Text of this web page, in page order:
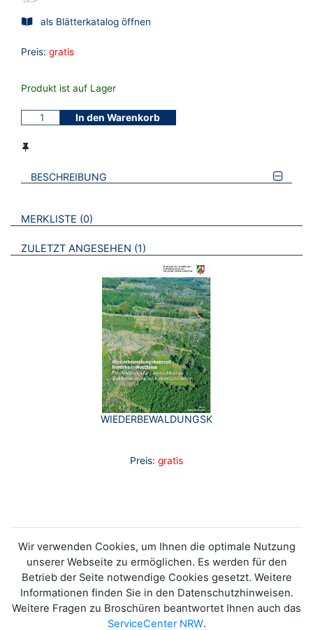
als Blätterkatalog öffnen
Preis: gratis
Produkt ist auf Lager
In den Warenkorb
BESCHREIBUNG
VERWEISE AUF VERMERKTE- ODER ZULETZT ANGESEHENE
MERKLISTE 0 BROSCHÜREN
ZULETZT ANGESEHEN 1 BROSCHÜREN
WIEDERBEWALDUNGSKONZEPT
Preis: gratis
Wir verwenden Cookies, um Ihnen die optimale Nutzung
unserer Webseite zu ermöglichen. Es werden für den
Betrieb der Seite notwendige Cookies gesetzt. Weitere
Informationen finden Sie in den Datenschutzhinweisen.
Weitere Fragen zu Broschüren beantwortet Ihnen auch das
ServiceCenter NRW.